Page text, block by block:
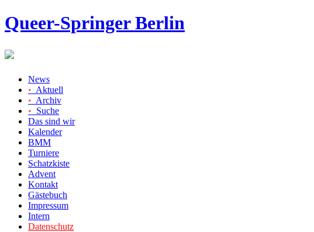
Queer-Springer Berlin
News
• Aktuell
• Archiv
• Suche
Das sind wir
Kalender
BMM
Turniere
Schatzkiste
Advent
Kontakt
Gästebuch
Impressum
Intern
Datenschutz